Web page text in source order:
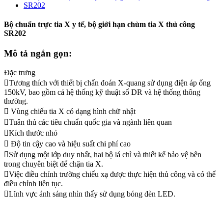
Bộ chuẩn trực tia X y tế, bộ giới hạn chùm tia X thủ công
SR202
Mô tả ngắn gọn:
Đặc trưng
Tương thích với thiết bị chẩn đoán X-quang sử dụng điện áp ống
150kV, bao gồm cả hệ thống kỹ thuật số DR và ​​hệ thống thông
thường.
 Vùng chiếu tia X có dạng hình chữ nhật
Tuân thủ các tiêu chuẩn quốc gia và ngành liên quan
Kích thước nhỏ
 Độ tin cậy cao và hiệu suất chi phí cao
Sử dụng một lớp duy nhất, hai bộ lá chì và thiết kế bảo vệ bên
trong chuyên biệt để chặn tia X.
Việc điều chỉnh trường chiếu xạ được thực hiện thủ công và có thể
điều chỉnh liên tục.
Lĩnh vực ánh sáng nhìn thấy sử dụng bóng đèn LED.